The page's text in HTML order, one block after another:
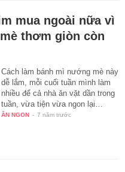
mua ngoài nữa vì
thơm giòn còn
Cách làm bánh mì nướng mè này
dễ lắm, mỗi cuối tuần mình làm
nhiều để cả nhà ăn vặt dần trong
tuần, vừa tiện vừa ngon lại…
ĂN NGON - 7 năm trước